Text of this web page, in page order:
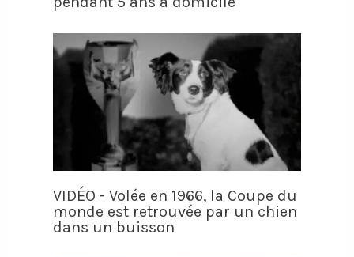
VIDÉO - Volée en 1966, la Coupe du
monde est retrouvée par un chien
dans un buisson